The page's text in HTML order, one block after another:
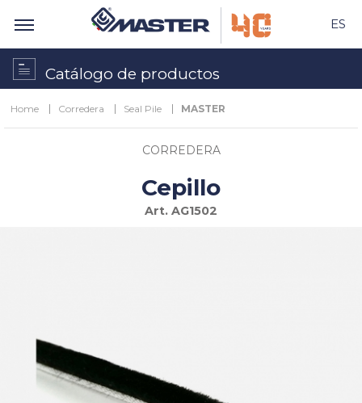
ES
Catálogo de productos
Home Corredera Seal Pile MASTER
CORREDERA
Cepillo
Art. AG1502